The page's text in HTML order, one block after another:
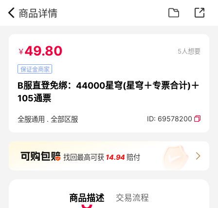
商品详情
￥49.80 5人想要
保证金商家
B服直登免绑：44000星穹(星穹＋专票合计)＋
105通票
全服通用 . 全部区服 ID: 69578200
找回最高可获 14.94 赔付
商品描述 交易流程